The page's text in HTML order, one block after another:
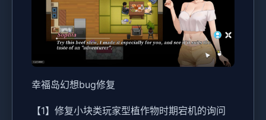
幸福岛幻想bug修复
【1】修复小块类玩家型植作物时期宕机的询问